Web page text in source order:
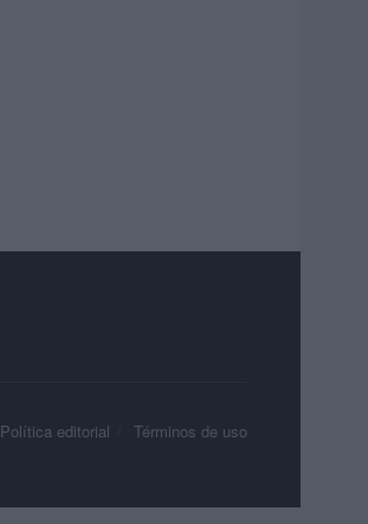
Política editorial Términos de uso